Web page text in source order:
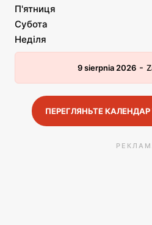
П'ятниця
Субота
Неділя
9 sierpnia 2026 -
ПЕРЕГЛЯНЬТЕ